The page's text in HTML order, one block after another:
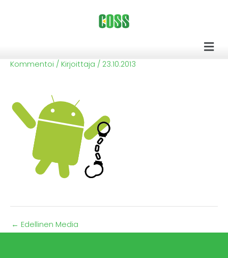
Kommentoi / Kirjoittaja / 23.10.2013
← Edellinen Media